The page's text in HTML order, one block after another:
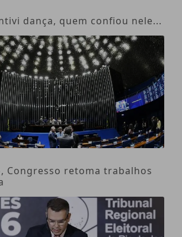
dança, quem confiou nele...
Congresso retoma trabalhos